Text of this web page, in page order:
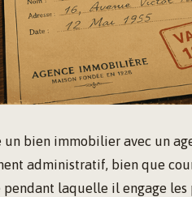
un bien immobilier avec un
administratif, bien que
laquelle il engage